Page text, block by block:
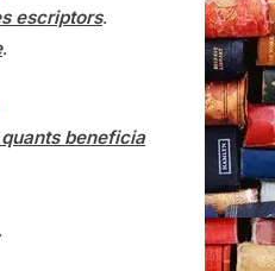
escriptors.
.
quants beneficia